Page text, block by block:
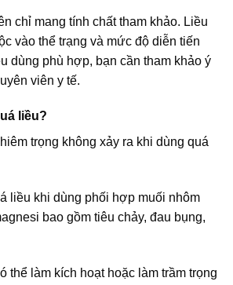
chỉ mang tính chất tham khảo. Liều
vào thể trạng và mức độ diễn tiến
dùng phù hợp, bạn cần tham khảo ý
viên y tế.
liều?
trọng không xảy ra khi dùng quá
liều khi dùng phối hợp muối nhôm
bao gồm tiêu chảy, đau bụng,
thể làm kích hoạt hoặc làm trầm trọng